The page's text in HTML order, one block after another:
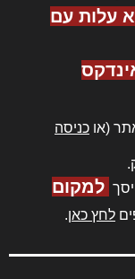
עלות עם
(או כניסה
למקום
לחץ כאן.